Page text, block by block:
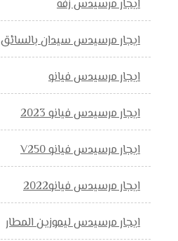
ايجار مرسيدس زفه
ايجار مرسيدس سيدان بالسائق
ايجار مرسيدس فيانو
ايجار مرسيدس فيانو 2023
ايجار مرسيدس فيانو V250
ايجار مرسيدس فيانو2022
ايجار مرسيدس ليموزين المطار